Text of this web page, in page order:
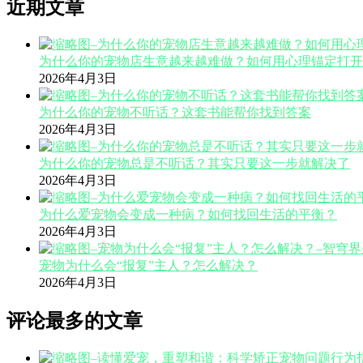
近期文章
为什么你的宠物店生意越来越难做？如何用心理锚定打
2026年4月3日
为什么你的宠物不听话？这套书能帮你找到答案
2026年4月3日
为什么你的宠物总是不听话？其实只要这一步就解决了
2026年4月3日
为什么爱宠物会变成一种病？如何找回生活的平衡？
2026年4月3日
宠物为什么会“报复”主人？怎么解决？
2026年4月3日
评论最多的文章